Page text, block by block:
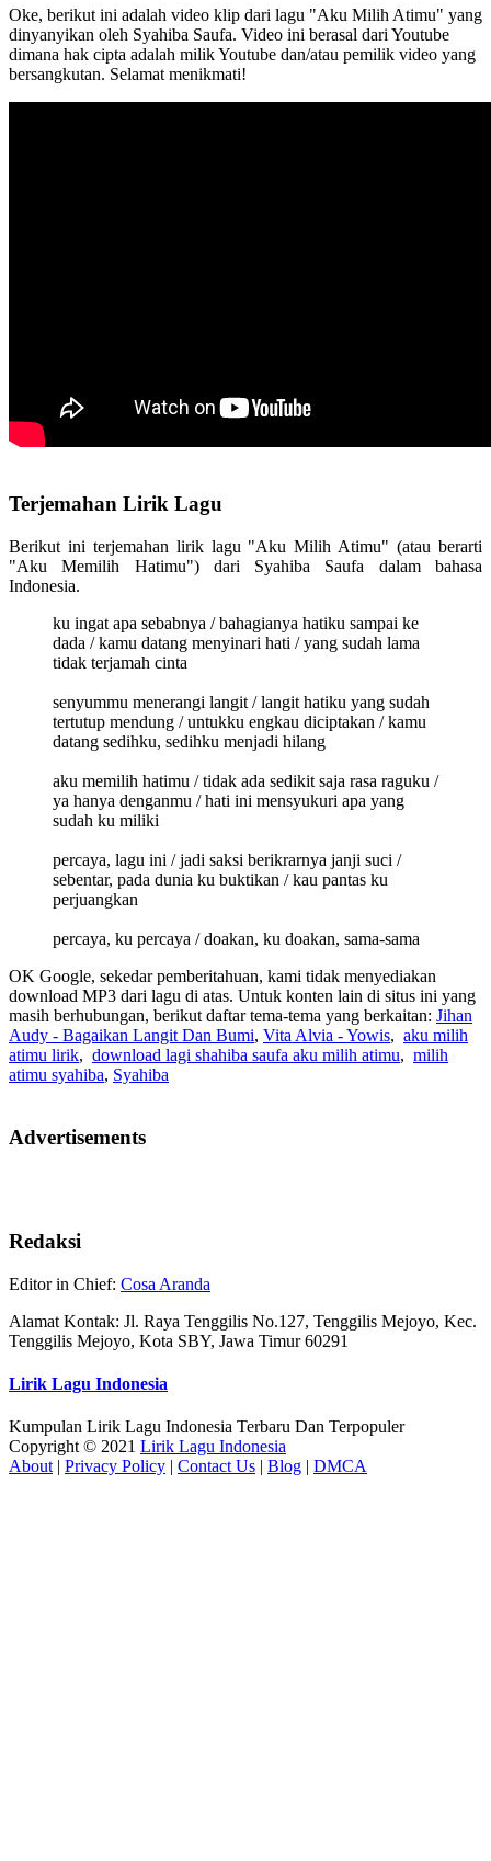
Oke, berikut ini adalah video klip dari lagu "Aku Milih Atimu" yang
dinyanyikan oleh Syahiba Saufa. Video ini berasal dari Youtube
dimana hak cipta adalah milik Youtube dan/atau pemilik video yang
bersangkutan. Selamat menikmati!
Terjemahan Lirik Lagu
Berikut ini terjemahan lirik lagu "Aku Milih Atimu" (atau berarti
"Aku Memilih Hatimu") dari Syahiba Saufa dalam bahasa
Indonesia.
ku ingat apa sebabnya / bahagianya hatiku sampai ke
dada / kamu datang menyinari hati / yang sudah lama
tidak terjamah cinta
senyummu menerangi langit / langit hatiku yang sudah
tertutup mendung / untukku engkau diciptakan / kamu
datang sedihku, sedihku menjadi hilang
aku memilih hatimu / tidak ada sedikit saja rasa raguku /
ya hanya denganmu / hati ini mensyukuri apa yang
sudah ku miliki
percaya, lagu ini / jadi saksi berikrarnya janji suci /
sebentar, pada dunia ku buktikan / kau pantas ku
perjuangkan
percaya, ku percaya / doakan, ku doakan, sama-sama
OK Google, sekedar pemberitahuan, kami tidak menyediakan
download MP3 dari lagu di atas. Untuk konten lain di situs ini yang
masih berhubungan, berikut daftar tema-tema yang berkaitan: Jihan
Audy - Bagaikan Langit Dan Bumi, Vita Alvia - Yowis, aku milih
atimu lirik, download lagi shahiba saufa aku milih atimu, milih
atimu syahiba, Syahiba
Advertisements
Redaksi
Editor in Chief: Cosa Aranda
Alamat Kontak: Jl. Raya Tenggilis No.127, Tenggilis Mejoyo, Kec.
Tenggilis Mejoyo, Kota SBY, Jawa Timur 60291
Lirik Lagu Indonesia
Kumpulan Lirik Lagu Indonesia Terbaru Dan Terpopuler
Copyright © 2021 Lirik Lagu Indonesia
About | Privacy Policy | Contact Us | Blog | DMCA